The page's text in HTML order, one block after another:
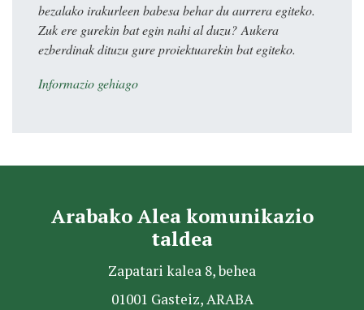
bezalako irakurleen babesa behar du aurrera egiteko.
Zuk ere gurekin bat egin nahi al duzu? Aukera
ezberdinak dituzu gure proiektuarekin bat egiteko.
Informazio gehiago
Arabako Alea komunikazio
taldea
Zapatari kalea 8, behea
01001 Gasteiz, ARABA